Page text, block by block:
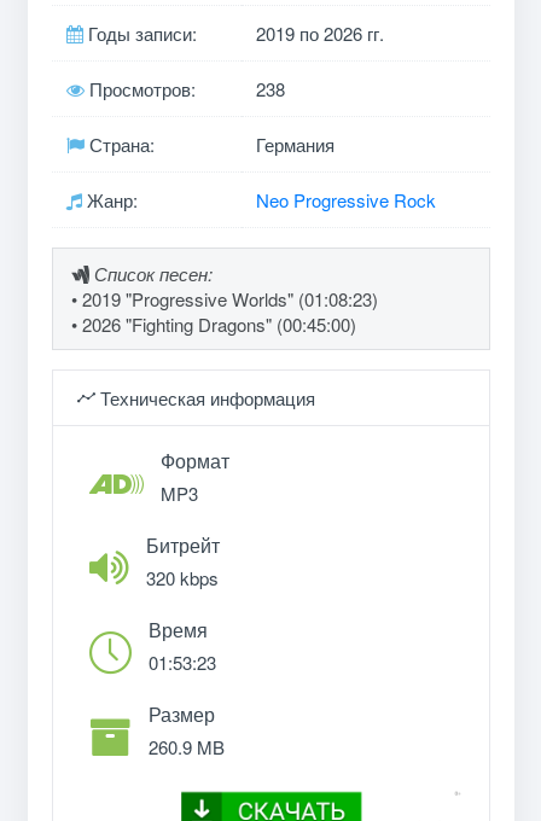
Годы записи: 2019 по 2026 гг.
Просмотров: 238
Страна: Германия
Жанр: Neo Progressive Rock
Список песен:
• 2019 "Progressive Worlds" (01:08:23)
• 2026 "Fighting Dragons" (00:45:00)
Техническая информация
Формат
MP3
Битрейт
320 kbps
Время
01:53:23
Размер
260.9 MB